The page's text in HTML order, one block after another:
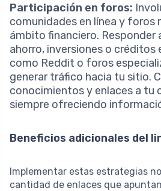
Participación en foros:
comunidades en línea y foros
ámbito financiero. Responder
ahorro, inversiones o
como Reddit o foros
generar tráfico hacia tu sitio.
conocimientos y enlaces a tu
siempre ofreciendo
Beneficios adicionales del
Implementar estas estrategias
cantidad de enlaces que